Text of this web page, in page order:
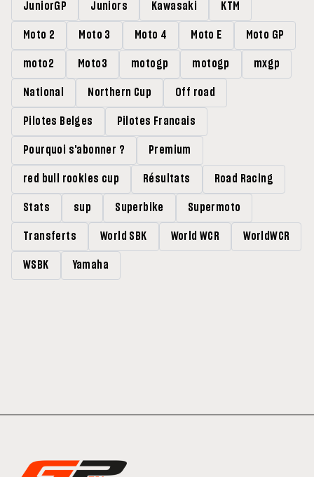
JuniorGP Juniors Kawasaki KTM
Moto 2 Moto 3 Moto 4 Moto E Moto GP
moto2 Moto3 motogp motogp mxgp
National Northern Cup Off road
Pilotes Belges Pilotes Francais
Pourquoi s'abonner ? Premium
red bull rookies cup Résultats Road Racing
Stats sup Superbike Supermoto
Transferts World SBK World WCR WorldWCR
WSBK Yamaha